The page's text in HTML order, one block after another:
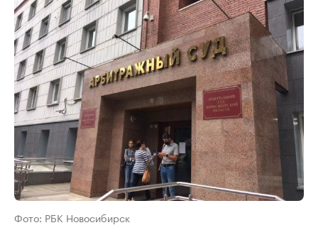
Фото: РБК Новосибирск